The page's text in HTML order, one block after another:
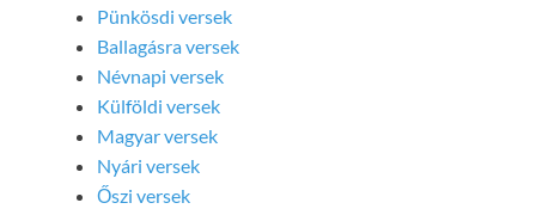
Pünkösdi versek
Ballagásra versek
Névnapi versek
Külföldi versek
Magyar versek
Nyári versek
Őszi versek